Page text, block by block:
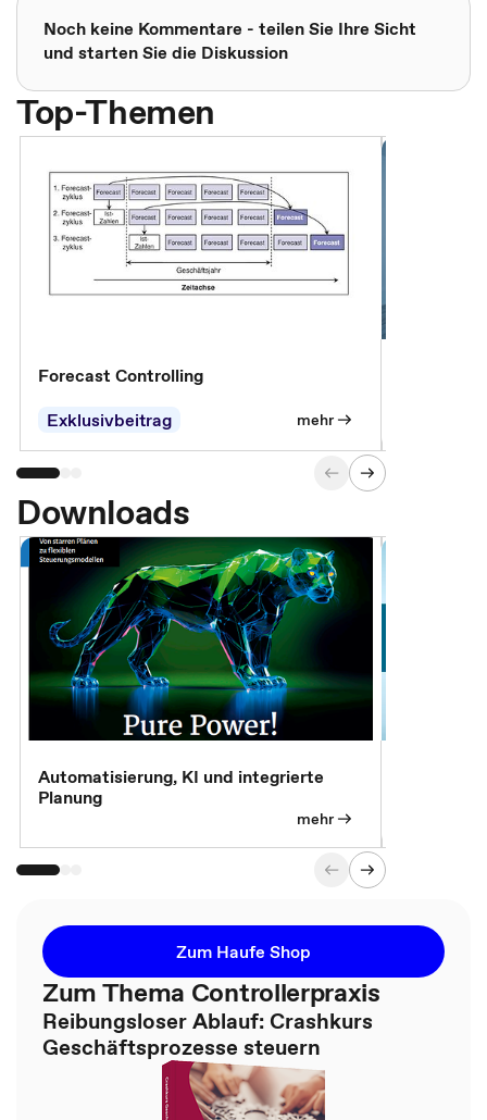
Noch keine Kommentare - teilen Sie Ihre Sicht
und starten Sie die Diskussion
Top-Themen
Forecast Controlling
Exklusivbeitrag
mehr
Downloads
Automatisierung, KI und integrierte
Planung
mehr
Zum Haufe Shop
Zum Thema Controllerpraxis
Reibungsloser Ablauf: Crashkurs
Geschäftsprozesse steuern